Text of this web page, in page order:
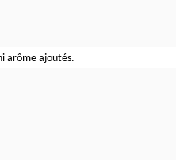
arôme ajoutés.